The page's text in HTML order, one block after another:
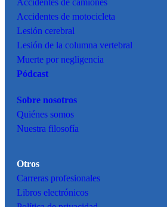
Accidentes de camiones
Accidentes de motocicleta
Lesión cerebral
Lesión de la columna vertebral
Muerte por negligencia
Pódcast
Sobre nosotros
Quiénes somos
Nuestra filosofía
Otros
Carreras profesionales
Libros electrónicos